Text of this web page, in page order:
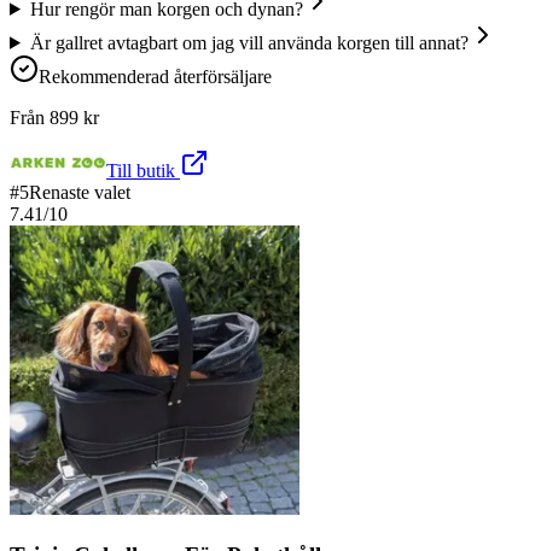
Hur rengör man korgen och dynan?
Är gallret avtagbart om jag vill använda korgen till annat?
Rekommenderad återförsäljare
Från 899 kr
Till butik
#5Renaste valet
7.41/10